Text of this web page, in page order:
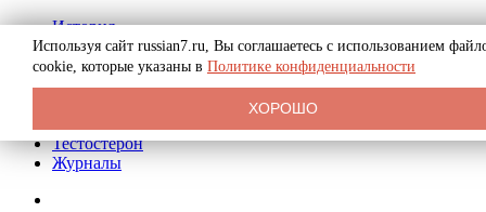
История
Биография
Криминал
Реклама на сайте
Тестостерон
Журналы
Используя сайт russian7.ru, Вы соглашаетесь с использованием
cookie, которые указаны в Политике конфиденциальности
ХОРОШО